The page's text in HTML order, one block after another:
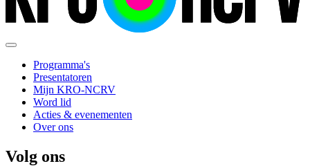
Programma's
Presentatoren
Mijn KRO-NCRV
Word lid
Acties & evenementen
Over ons
Volg ons